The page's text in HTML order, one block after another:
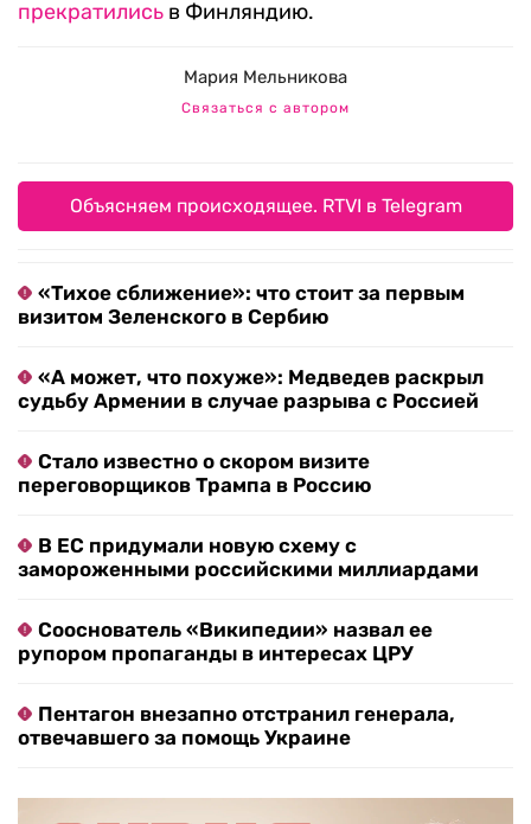
прекратились в Финляндию.
Мария Мельникова
Связаться с автором
Объясняем происходящее. RTVI в Telegram
«Тихое сближение»: что стоит за первым
визитом Зеленского в Сербию
«А может, что похуже»: Медведев раскрыл
судьбу Армении в случае разрыва с Россией
Стало известно о скором визите
переговорщиков Трампа в Россию
В ЕС придумали новую схему с
замороженными российскими миллиардами
Сооснователь «Википедии» назвал ее
рупором пропаганды в интересах ЦРУ
Пентагон внезапно отстранил генерала,
отвечавшего за помощь Украине